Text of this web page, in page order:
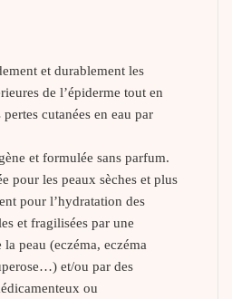
et durablement les
de l’épiderme tout en
cutanées en eau par
et formulée sans parfum.
pour les peaux sèches et plus
pour l’hydratation des
et fragilisées par une
peau (eczéma, eczéma
et/ou par des
ou